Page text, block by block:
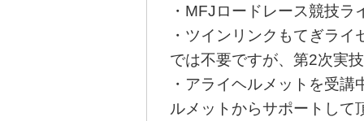
・MFJロードレース競技
・ツインリンクもてぎラ
では不要ですが、第2次実
・アライヘルメットを受
ルメットからサポートして